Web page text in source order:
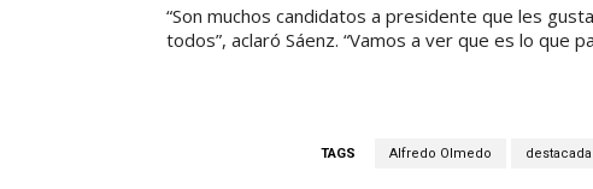
“Son muchos candidatos a presidente que les
todos”, aclaró Sáenz. “Vamos a ver que es lo que
TAGS Alfredo Olmedo destacada